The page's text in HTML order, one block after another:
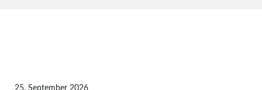
25. September 2026